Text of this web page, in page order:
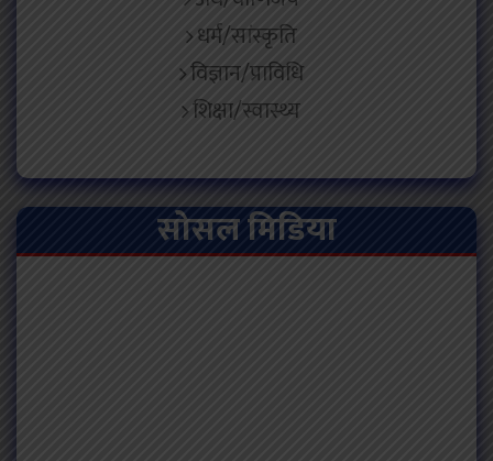
धर्म/सांस्कृति
विज्ञान/प्राविधि
शिक्षा/स्वास्थ्य
सोसल मिडिया